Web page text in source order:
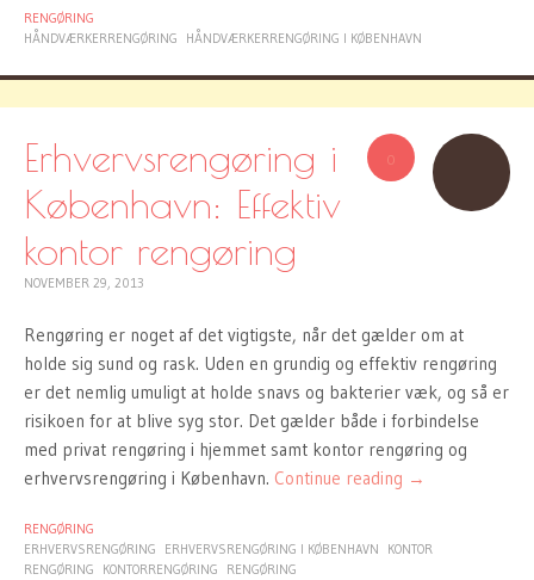
RENGØRING
HÅNDVÆRKERRENGØRING
HÅNDVÆRKERRENGØRING I KØBENHAVN
0
Erhvervsrengøring i
København: Effektiv
kontor rengøring
NOVEMBER 29, 2013
Rengøring er noget af det vigtigste, når det gælder om at
holde sig sund og rask. Uden en grundig og effektiv rengøring
er det nemlig umuligt at holde snavs og bakterier væk, og så er
risikoen for at blive syg stor. Det gælder både i forbindelse
med privat rengøring i hjemmet samt kontor rengøring og
erhvervsrengøring i København. Continue reading →
RENGØRING
ERHVERVSRENGØRING
ERHVERVSRENGØRING I KØBENHAVN
KONTOR
RENGØRING
KONTORRENGØRING RENGØRING